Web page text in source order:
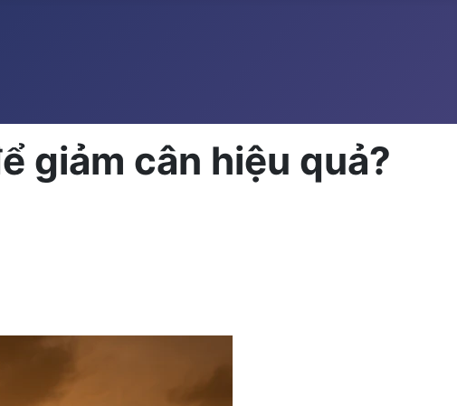
giảm cân hiệu quả?